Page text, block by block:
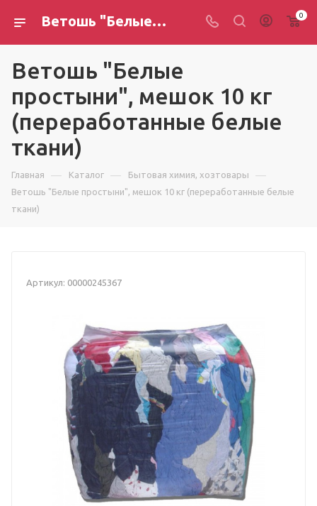
Ветошь "Белые простыни", мешок 10 кг (переработанные белые ткани) 0
Ветошь "Белые
простыни", мешок 10 кг
(переработанные белые
ткани)
Главная — Каталог — Бытовая химия, хозтовары —
Ветошь "Белые простыни", мешок 10 кг (переработанные белые
ткани)
Артикул: 00000245367